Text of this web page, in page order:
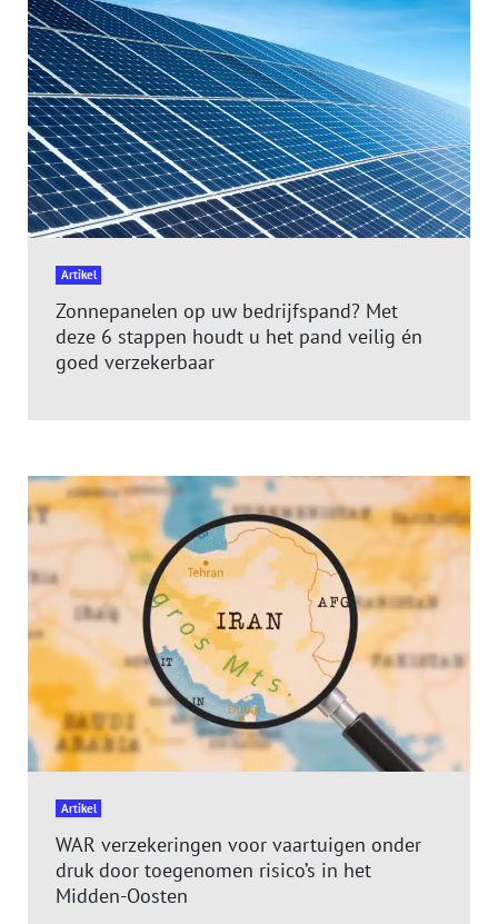
Artikel
Zonnepanelen op uw bedrijfspand? Met
deze 6 stappen houdt u het pand veilig én
goed verzekerbaar
Artikel
WAR verzekeringen voor vaartuigen onder
druk door toegenomen risico’s in het
Midden-Oosten